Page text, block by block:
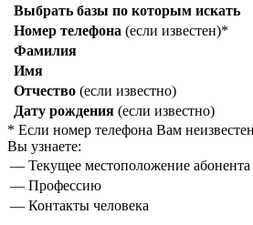
Выбрать базы по которым искать
Номер телефона (если известен)*
Фамилия
Имя
Отчество (если известно)
Дату рождения (если известно)
* Если номер телефона Вам
Вы узнаете:
— Текущее местоположение абонента
— Профессию
— Контакты человека